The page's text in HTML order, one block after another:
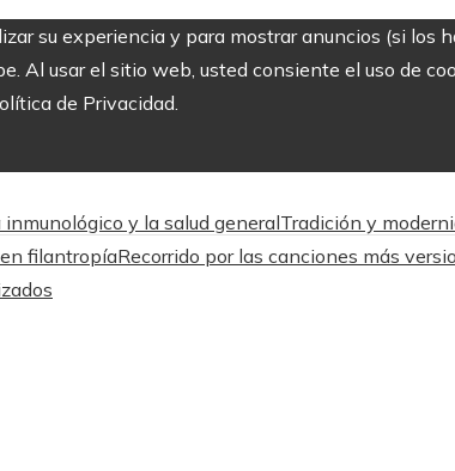
su experiencia y para mostrar anuncios (si los
Al usar el sitio web, usted consiente el uso de
de Privacidad.
y la salud generalTradición y
filantropíaRecorrido por las canciones más